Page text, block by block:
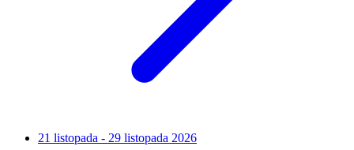
21 listopada - 29 listopada 2026